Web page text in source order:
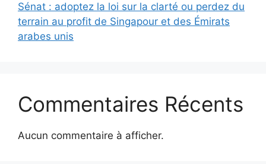
Sénat : adoptez la loi sur la clarté ou perdez du
terrain au profit de Singapour et des Émirats
arabes unis
Commentaires Récents
Aucun commentaire à afficher.